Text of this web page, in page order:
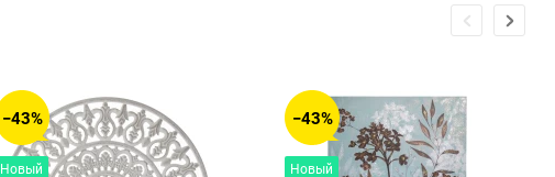
−43%
Новый
−43%
Новый